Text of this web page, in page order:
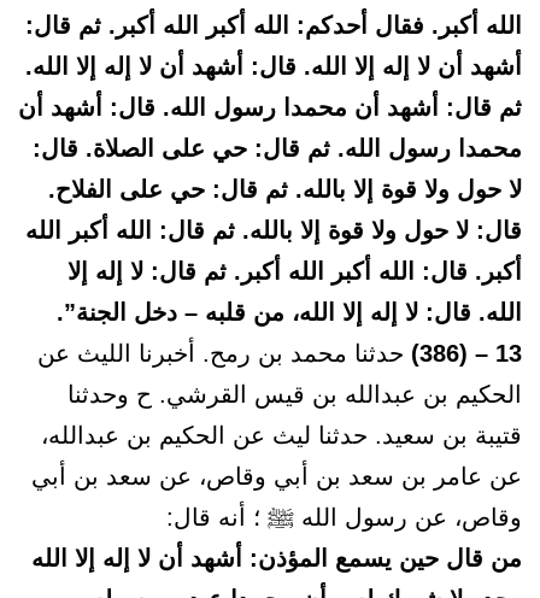
الله أكبر. فقال أحدكم: الله أكبر الله أكبر. ثم قال:
أشهد أن لا إله إلا الله. قال: أشهد أن لا إله إلا الله.
ثم قال: أشهد أن محمدا رسول الله. قال: أشهد أن
محمدا رسول الله. ثم قال: حي على الصلاة. قال:
لا حول ولا قوة إلا بالله. ثم قال: حي على الفلاح.
قال: لا حول ولا قوة إلا بالله. ثم قال: الله أكبر الله
أكبر. قال: الله أكبر الله أكبر. ثم قال: لا إله إلا
الله. قال: لا إله إلا الله، من قلبه – دخل الجنة”.
13 – (386)
حدثنا محمد بن رمح. أخبرنا الليث عن
الحكيم بن عبدالله بن قيس القرشي. ح وحدثنا
قتيبة بن سعيد. حدثنا ليث عن الحكيم بن عبدالله،
عن عامر بن سعد بن أبي وقاص، عن سعد بن أبي
وقاص، عن رسول الله ﷺ ؛ أنه قال:
من قال حين يسمع المؤذن: أشهد أن لا إله إلا الله